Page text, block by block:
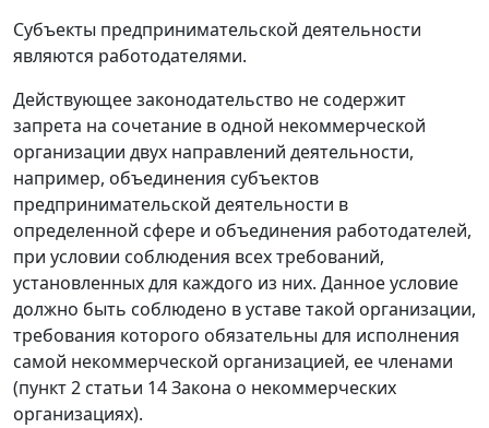
Субъекты предпринимательской деятельности
являются работодателями.
Действующее законодательство не содержит
запрета на сочетание в одной некоммерческой
организации двух направлений деятельности,
например, объединения субъектов
предпринимательской деятельности в
определенной сфере и объединения работодателей,
при условии соблюдения всех требований,
установленных для каждого из них. Данное условие
должно быть соблюдено в уставе такой организации,
требования которого обязательны для исполнения
самой некоммерческой организацией, ее членами
(пункт 2 статьи 14 Закона о некоммерческих
организациях).